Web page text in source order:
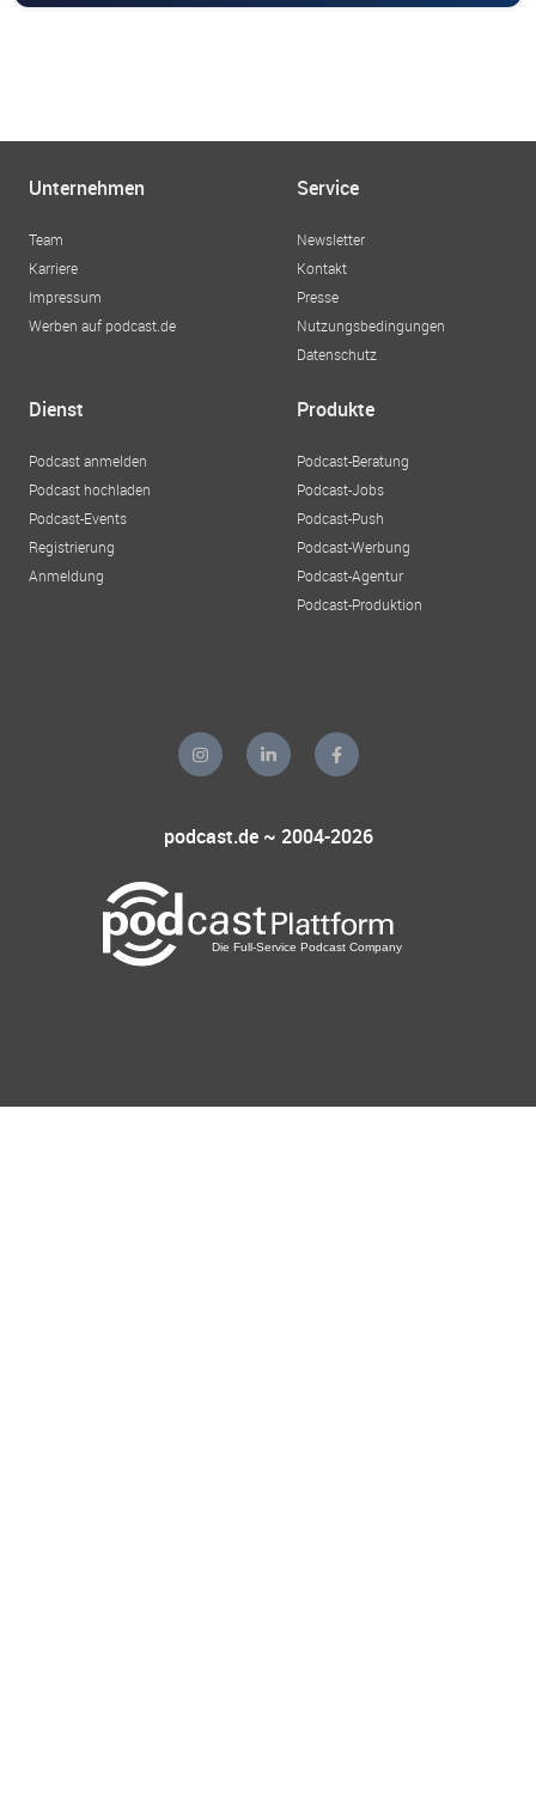
Unternehmen
Team
Karriere
Impressum
Werben auf podcast.de
Service
Newsletter
Kontakt
Presse
Nutzungsbedingungen
Datenschutz
Dienst
Podcast anmelden
Podcast hochladen
Podcast-Events
Registrierung
Anmeldung
Produkte
Podcast-Beratung
Podcast-Jobs
Podcast-Push
Podcast-Werbung
Podcast-Agentur
Podcast-Produktion
podcast.de ~ 2004-2026